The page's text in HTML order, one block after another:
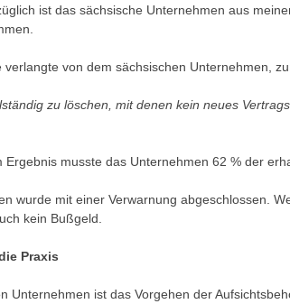
ist das sächsische Unternehmen aus
verlangte von dem sächsischen Unternehmen,
zu löschen, mit denen kein neues
Ergebnis musste das Unternehmen 62 % der
wurde mit einer Verwarnung abgeschlossen.
kein Bußgeld.
Praxis
Unternehmen ist das Vorgehen der